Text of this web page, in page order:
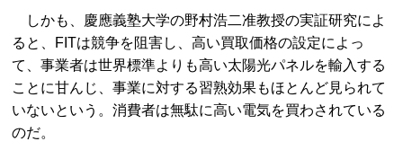
しかも、慶應義塾大学の野村浩二准教授の実証研究によ
ると、FITは競争を阻害し、高い買取価格の設定によっ
て、事業者は世界標準よりも高い太陽光パネルを輸入する
ことに甘んじ、事業に対する習熟効果もほとんど見られて
いないという。消費者は無駄に高い電気を買わされている
のだ。